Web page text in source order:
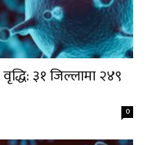
३१ जिल्लामा २४९
0